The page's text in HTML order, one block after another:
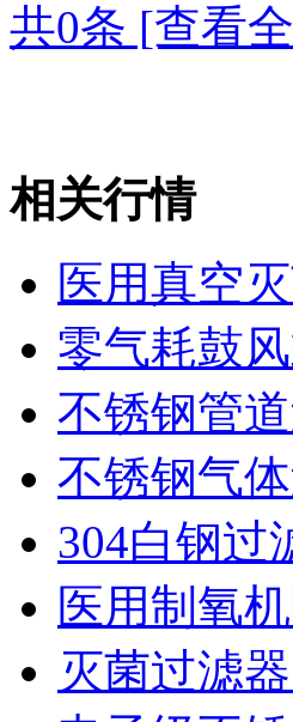
共0条 [查看
相关行情
医用真空
零气耗鼓
不锈钢管
不锈钢气
304白钢过
医用制氧
灭菌过滤